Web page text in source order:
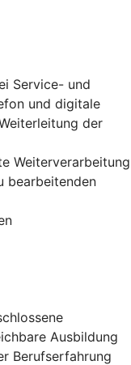
Service- und
und digitale
der
Weiterverarbeitung
bearbeitenden
Ausbildung
Berufserfahrung